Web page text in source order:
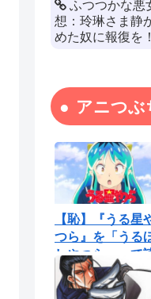
ふつつかな悪
想：玲琳さま静
めた奴に報復を！
アニつぶ
【恥】『うる星
つら』を「うる
しやつら」って
んでたわ…勘...